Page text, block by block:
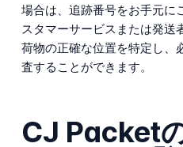
場合は、追跡番号をお手元に
スタマーサービスまたは発送
荷物の正確な位置を特定し、
査することができます。
CJ Packet